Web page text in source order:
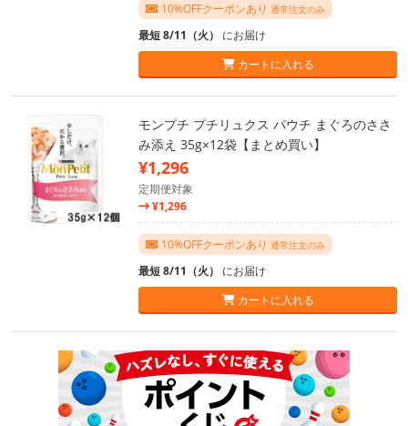
10%OFFクーポンあり 通常注文のみ
最短 8/11（火） にお届け
カートに入れる
モンプチ プチリュクス パウチ まぐろのささ
み添え 35g×12袋【まとめ買い】
¥1,296
定期便対象
¥1,296
10%OFFクーポンあり 通常注文のみ
最短 8/11（火） にお届け
カートに入れる